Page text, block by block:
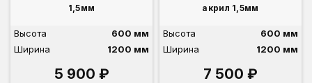
1,5мм
Высота
600 мм
Ширина
1200 мм
5 900 ₽
акрил 1,5мм
Высота
600 мм
Ширина
1200 мм
7 500 ₽